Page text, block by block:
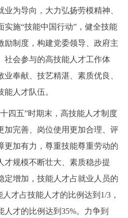
한국어
FRANÇAIS РУССКИЙ ЯЗЫК
العربية PORTUGUÊS
回到顶部
为导向，大力弘扬劳模精神、
实施“技能中国行动”，健全技能
励制度，构建党委领导、政府主
社会参与的高技能人才工作体
奉献、技艺精湛、素质优良、
人才队伍。
五”时期末，高技能人才制度
加完善、岗位使用更加合理、评
更加有力，尊重技能尊重劳动的
才规模不断壮大、素质稳步提
定增加，技能人才占就业人员的
才占技能人才的比例达到1/3，
才的比例达到35%。力争到